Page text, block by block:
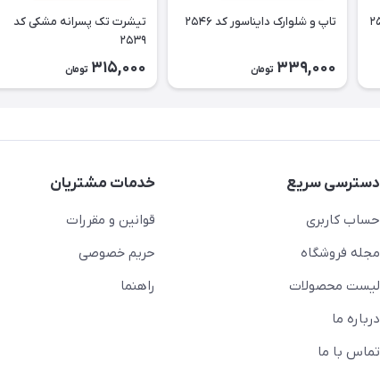
تاپ و شلوارک دایناسور کد ۲۵۴۶
339,000 تومان
تیشرت تک پسرانه مشکی کد
۲۵۳۹
315,000 تومان
دسترسی سریع
حساب کاربری
مجله فروشگاه
لیست محصولات
درباره ما
تماس با ما
خدمات مشتریان
قوانین و مقررات
حریم خصوصی
راهنما